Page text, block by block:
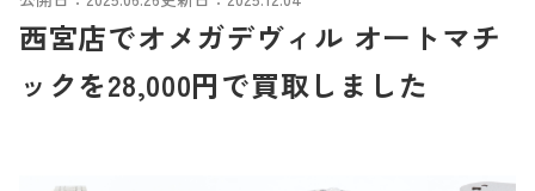
西宮店でオメガデヴィル オートマチ
ックを28,000円で買取しました